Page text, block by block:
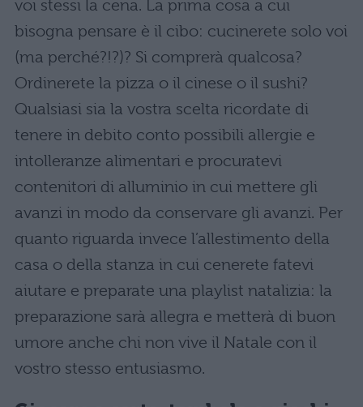
voi stessi la cena. La prima cosa a cui
bisogna pensare è il cibo: cucinerete solo voi
(ma perché?!?)? Si comprerà qualcosa?
Ordinerete la pizza o il cinese o il sushi?
Qualsiasi sia la vostra scelta ricordate di
tenere in debito conto possibili allergie e
intolleranze alimentari e procuratevi
contenitori di alluminio in cui mettere gli
avanzi in modo da conservare gli avanzi. Per
quanto riguarda invece l’allestimento della
casa o della stanza in cui cenerete fatevi
aiutare e preparate una playlist natalizia: la
preparazione sarà allegra e metterà di buon
umore anche chi non vive il Natale con il
vostro stesso entusiasmo.